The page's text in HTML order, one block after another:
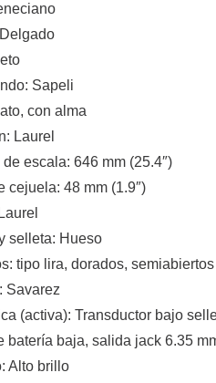
Sapeli
con alma
Laurel
de escala: 646 mm (25.4″)
cejuela: 48 mm (1.9″)
selleta: Hueso
tipo lira, dorados, semiabiertos
Savarez
(activa): Transductor bajo
batería baja, salida jack 6.35
Alto brillo